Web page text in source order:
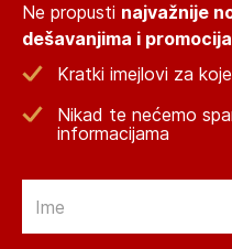
Ne propusti najvažnije
dešavanjima i
Kratki imejlovi za
Nikad te nećemo
informacijama